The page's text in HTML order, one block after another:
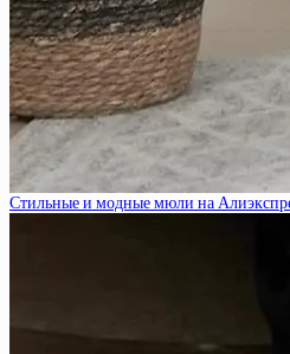
Стильные и модные мюли на